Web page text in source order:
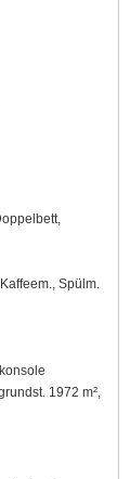
Spülm.
1972 m²,